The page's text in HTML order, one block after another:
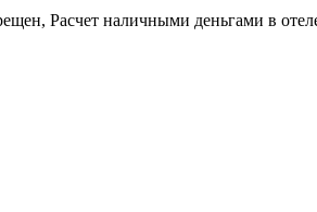
Расчет наличными деньгами в